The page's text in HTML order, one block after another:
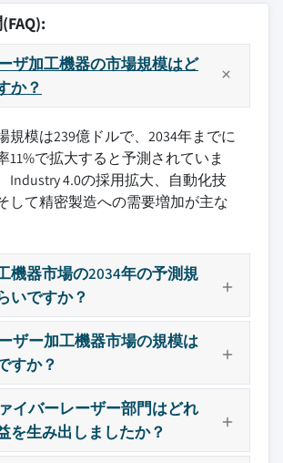
ザ加工機器の市場規模はど
か？
規模は239億ドルで、2034年までに
11%で拡大すると予測されていま
Industry 4.0の採用拡大、自動化技
して精密製造への需要増加が主な
機器市場の2034年の予測規
いですか？
ザー加工機器市場の規模は
すか？
イバーレーザー部門はどれ
を生み出しましたか？